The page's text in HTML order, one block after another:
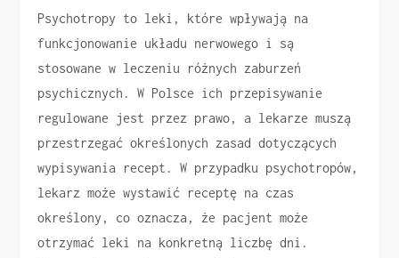
Psychotropy to leki, które wpływają na
funkcjonowanie układu nerwowego i są
stosowane w leczeniu różnych zaburzeń
psychicznych. W Polsce ich przepisywanie
regulowane jest przez prawo, a lekarze muszą
przestrzegać określonych zasad dotyczących
wypisywania recept. W przypadku psychotropów,
lekarz może wystawić receptę na czas
określony, co oznacza, że pacjent może
otrzymać leki na konkretną liczbę dni.